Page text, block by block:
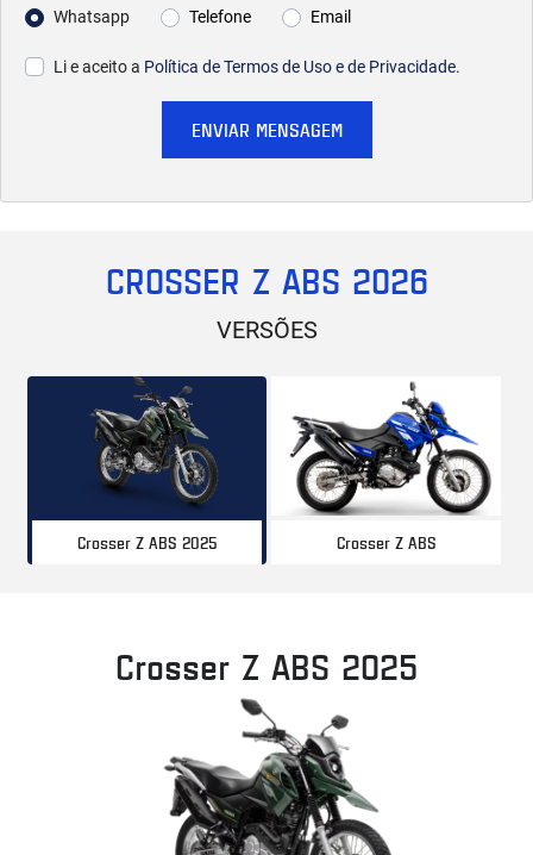
Whatsapp
Telefone Email
Li e aceito a Política de Termos de Uso e de Privacidade.
ENVIAR MENSAGEM
CROSSER Z ABS 2026
VERSÕES
Crosser Z ABS 2025 Crosser Z ABS
Crosser Z ABS 2025